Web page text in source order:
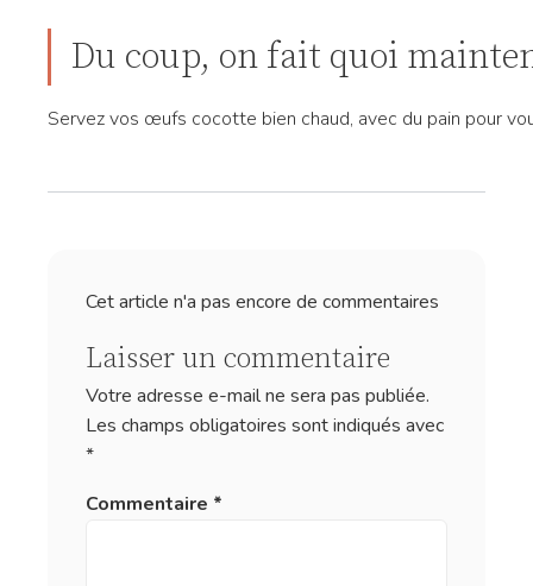
Du coup, on fait quoi
Servez vos œufs cocotte bien chaud, avec du pain pour
Cet article n'a pas encore de commentaires
Laisser un commentaire
Votre adresse e-mail ne sera pas publiée.
Les champs obligatoires sont indiqués avec
*
Commentaire *